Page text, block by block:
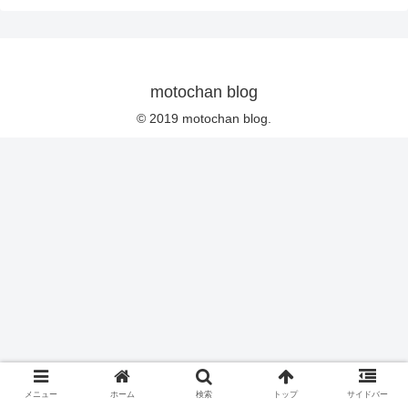
motochan blog
© 2019 motochan blog.
メニュー ホーム 検索 トップ サイドバー